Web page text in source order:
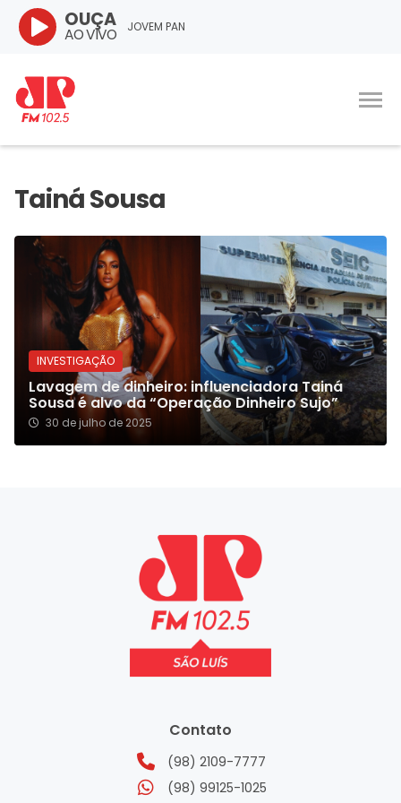
JOVEM PAN
OUÇA
AO VIVO
INVESTIGAÇÃO
Lavagem de dinheiro: influenciadora Tainá
Sousa é alvo da “Operação Dinheiro Sujo”
30 de julho de 2025
Contato
(98) 2109-7777
(98) 99125-1025